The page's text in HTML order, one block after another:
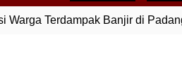
Terdampak Banjir di Padang